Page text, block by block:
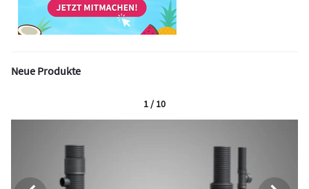
Neue Produkte
1 / 10